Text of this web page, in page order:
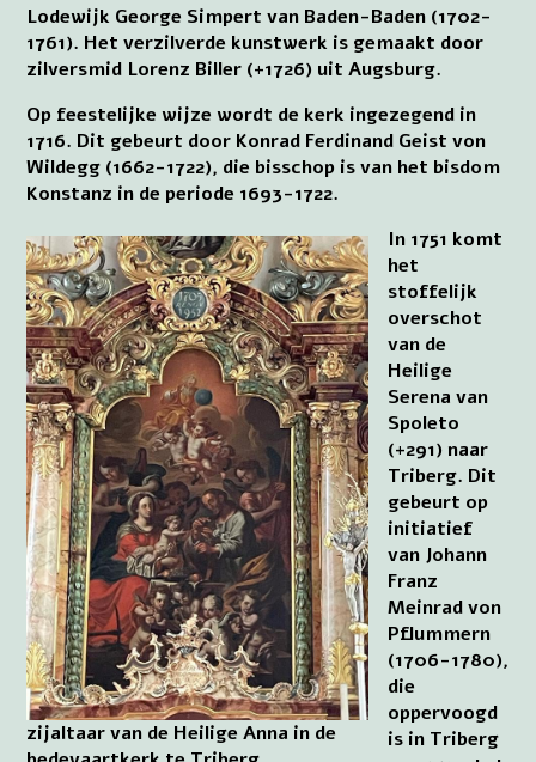
Lodewijk George Simpert van Baden-Baden (1702-
1761). Het verzilverde kunstwerk is gemaakt door
zilversmid Lorenz Biller (+1726) uit Augsburg.
Op feestelijke wijze wordt de kerk ingezegend in
1716. Dit gebeurt door Konrad Ferdinand Geist von
Wildegg (1662-1722), die bisschop is van het bisdom
Konstanz in de periode 1693-1722.
zijaltaar van de Heilige Anna in de
In 1751 komt
het
stoffelijk
overschot
van de
Heilige
Serena van
Spoleto
(+291) naar
Triberg. Dit
gebeurt op
initiatief
van Johann
Franz
Meinrad von
Pflummern
(1706-1780),
die
oppervoogd
is in Triberg